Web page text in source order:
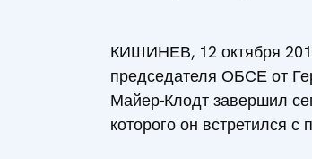
КИШИНЕВ, 12 октября
председателя ОБСЕ от
Майер-Клодт завершил
которого он встретился